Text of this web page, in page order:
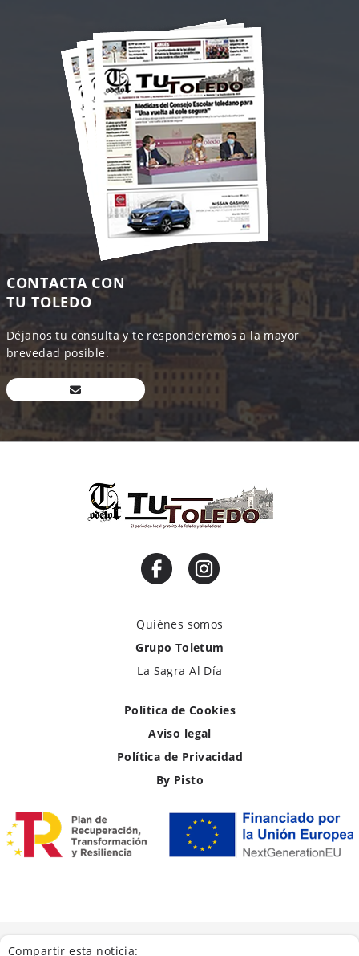
CONTACTA CON
TU TOLEDO
Déjanos tu consulta y te responderemos a la mayor
brevedad posible.
Quiénes somos
Grupo Toletum
La Sagra Al Día
Política de Cookies
Aviso legal
Política de Privacidad
By Pisto
Compartir esta noticia: